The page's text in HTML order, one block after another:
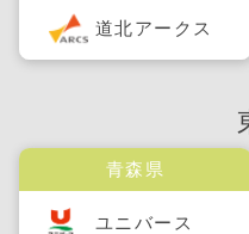
道北アークス
青森県
ユニバース